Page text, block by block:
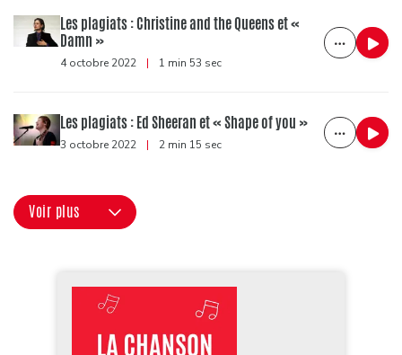
Les plagiats : Christine and the Queens et «
Damn »
4 octobre 2022 | 1 min 53 sec
Les plagiats : Ed Sheeran et « Shape of you »
3 octobre 2022 | 2 min 15 sec
Voir plus